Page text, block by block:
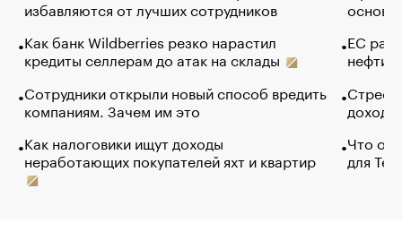
избавляются от лучших сотрудников
Как банк Wildberries резко нарастил
кредиты селлерам до атак на склады
Сотрудники открыли новый способ вредить
компаниям. Зачем им это
Как налоговики ищут доходы
неработающих покупателей яхт и квартир
основ
ЕС
нефти
Что
для